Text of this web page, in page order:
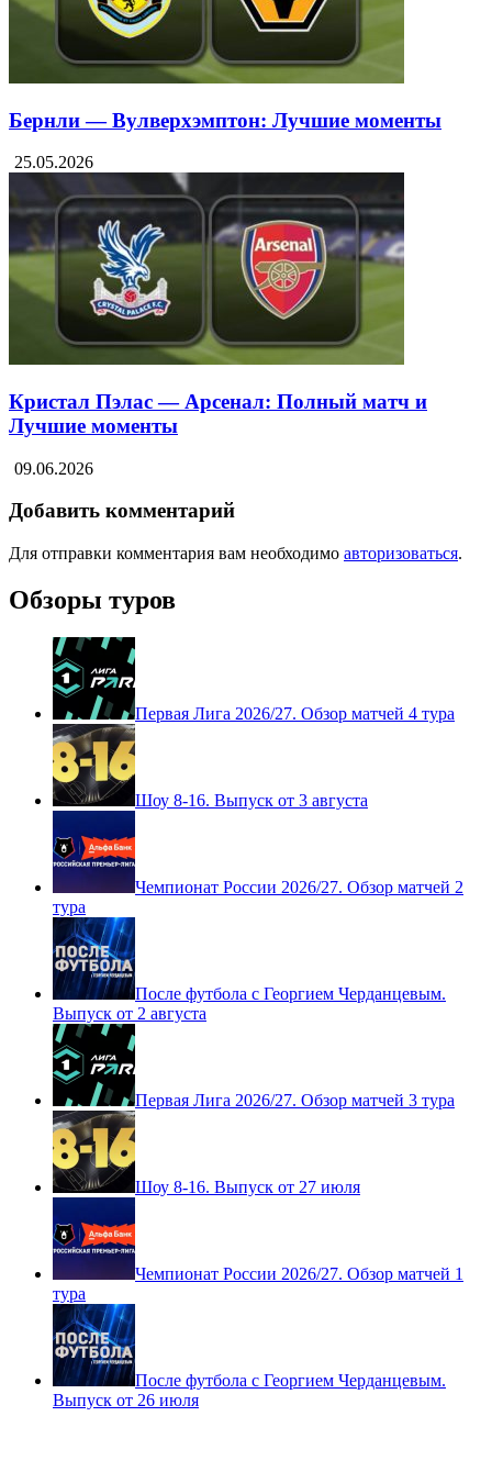
Бернли — Вулверхэмптон: Лучшие моменты
25.05.2026
Кристал Пэлас — Арсенал: Полный матч и
Лучшие моменты
09.06.2026
Добавить комментарий
Для отправки комментария вам необходимо авторизоваться.
Обзоры туров
Первая Лига 2026/27. Обзор матчей 4 тура
Шоу 8-16. Выпуск от 3 августа
Чемпионат России 2026/27. Обзор матчей 2
тура
После футбола с Георгием Черданцевым.
Выпуск от 2 августа
Первая Лига 2026/27. Обзор матчей 3 тура
Шоу 8-16. Выпуск от 27 июля
Чемпионат России 2026/27. Обзор матчей 1
тура
После футбола с Георгием Черданцевым.
Выпуск от 26 июля